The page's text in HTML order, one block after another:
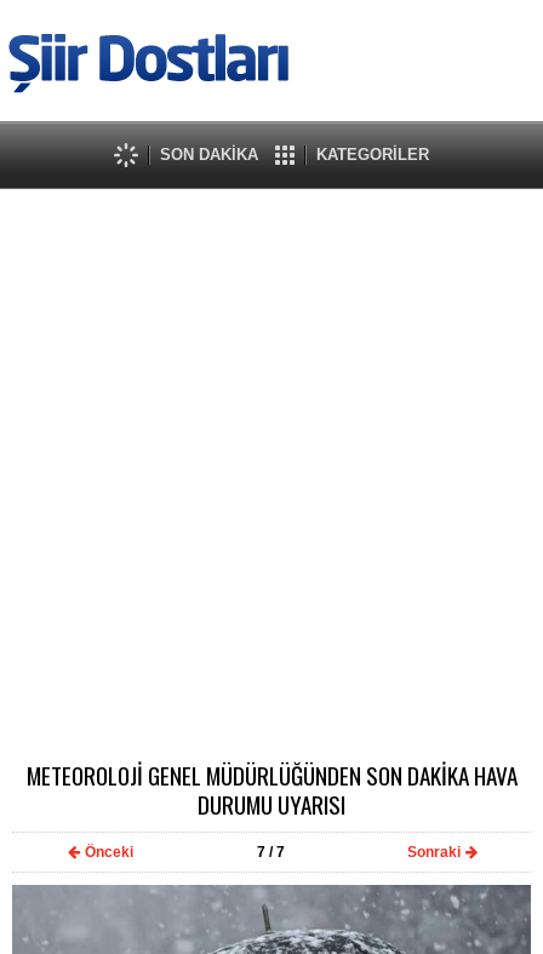
SON DAKİKA KATEGORİLER
METEOROLOJİ GENEL MÜDÜRLÜĞÜNDEN SON DAKİKA HAVA
DURUMU UYARISI
Önceki 7 / 7 Sonraki